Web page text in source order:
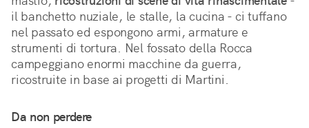
il banchetto nuziale, le stalle, la cucina - ci tuffano
nel passato ed espongono armi, armature e
strumenti di tortura. Nel fossato della Rocca
campeggiano enormi macchine da guerra,
ricostruite in base ai progetti di Martini.
Da non perdere